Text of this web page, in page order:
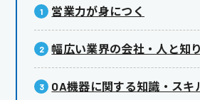
営業力が身につく
幅広い業界の会社・人と知
OA機器に関する知識・スキ